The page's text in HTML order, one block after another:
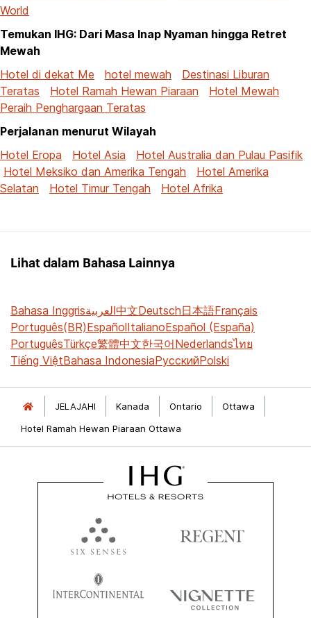
World
Temukan IHG: Dari Masa Inap Nyaman hingga Retret
Mewah
Hotel di dekat Me
hotel mewah
Destinasi Liburan
Teratas
Hotel Ramah Hewan Piaraan
Hotel Mewah
Peraih Penghargaan Teratas
Perjalanan menurut Wilayah
Hotel Eropa
Hotel Asia
Hotel Australia dan Pulau Pasifik
Hotel Meksiko dan Amerika Tengah
Hotel Amerika
Selatan
Hotel Timur Tengah Hotel Afrika
Lihat dalam Bahasa Lainnya
Bahasa Inggrisالعربية中文Deutsch日本語Français
Português(BR)EspañolItalianoEspañol (España)
PortuguêsTürkçe繁體中文한국어Nederlandsไทย
Tiếng ViệtBahasa IndonesiaРусскийPolski
JELAJAHI Kanada Ontario
Ottawa
Hotel Ramah Hewan Piaraan Ottawa